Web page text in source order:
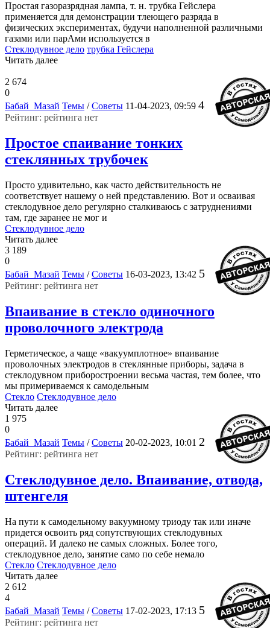
Простая газоразрядная лампа, т. н. трубка Гейслера
применяется для демонстрации тлеющего разряда в
физических экспериментах, будучи наполненной различными
газами или парАми используется в
Стеклодувное дело трубка Гейслера
Читать далее
2 674
0
Бабай_Мазай Темы /Советы 11-04-2023, 09:59 4
Рейтинг: рейтинга нет
Простое спаивание тонких
стеклянных трубочек
Просто удивительно, как часто действительность не
соответствует нашему о ней представлению. Вот и осваивая
стеклодувное дело регулярно сталкиваюсь с затруднениями
там, где заранее не мог и
Стеклодувное дело
Читать далее
3 189
0
Бабай_Мазай Темы /Советы 16-03-2023, 13:42 5
Рейтинг: рейтинга нет
Впаивание в стекло одиночного
проволочного электрода
Герметическое, а чаще «вакуумплотное» впаивание
проволочных электродов в стеклянные приборы, задача в
стеклодувном приборостроении весьма частая, тем более, что
мы примериваемся к самодельным
Стекло Стеклодувное дело
Читать далее
1 975
0
Бабай_Мазай Темы /Советы 20-02-2023, 10:01 2
Рейтинг: рейтинга нет
Стеклодувное дело. Впаивание, отвода,
штенгеля
На пути к самодельному вакуумному триоду так или иначе
придется освоить ряд сопутствующих стеклодувных
операций. И далеко не самых сложных. Более того,
стеклодувное дело, занятие само по себе немало
Стекло Стеклодувное дело
Читать далее
2 612
4
Бабай_Мазай Темы /Советы 17-02-2023, 17:13 5
Рейтинг: рейтинга нет